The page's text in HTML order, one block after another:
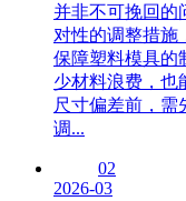
并非不可挽回的
对性的调整措施
保障塑料模具的
少材料浪费，
尺寸偏差前，需
调...
02
2026-03